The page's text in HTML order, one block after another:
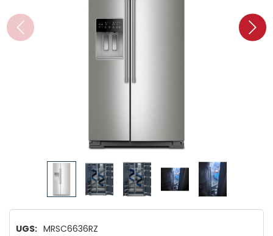
UGS: MRSC6636RZ